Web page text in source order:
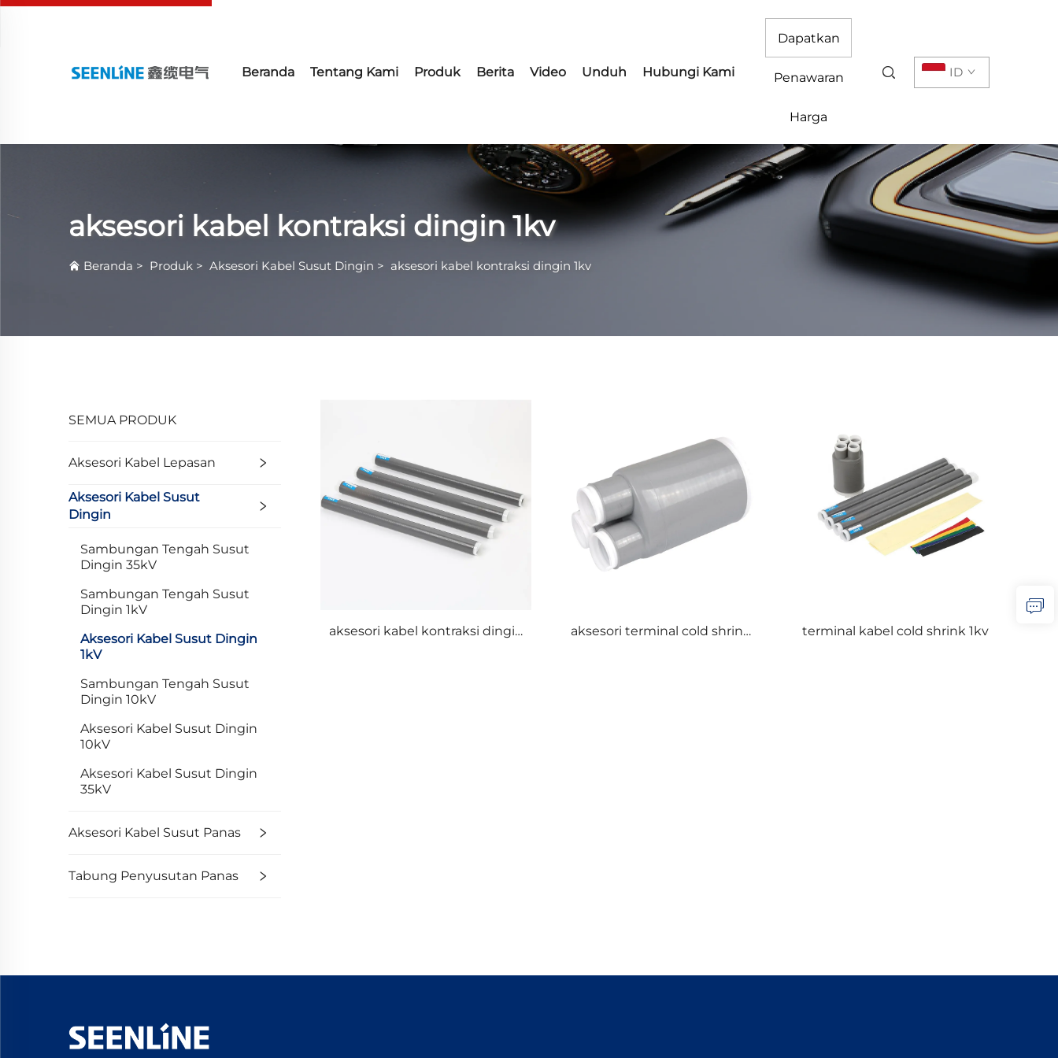
Beranda Tentang Kami Produk Berita Video Unduh Hubungi Kami
Dapatkan
Penawaran
Harga
ID
aksesori kabel kontraksi dingin 1kv
Beranda > Produk > Aksesori Kabel Susut Dingin > aksesori kabel kontraksi dingin 1kv
SEMUA PRODUK
Aksesori Kabel Lepasan
Aksesori Kabel Susut
Dingin
Sambungan Tengah Susut
Dingin 35kV
Sambungan Tengah Susut
Dingin 1kV
Aksesori Kabel Susut Dingin
1kV
Sambungan Tengah Susut
Dingin 10kV
Aksesori Kabel Susut Dingin
10kV
Aksesori Kabel Susut Dingin
35kV
Aksesori Kabel Susut Panas
Tabung Penyusutan Panas
aksesori kabel kontraksi dingin
aksesori terminal cold shrink
terminal kabel cold shrink 1kv